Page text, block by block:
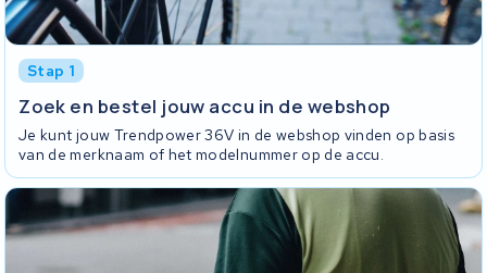
Stap 1
Zoek en bestel jouw accu in de webshop
Je kunt jouw Trendpower 36V in de webshop vinden op basis
van de merknaam of het modelnummer op de accu.